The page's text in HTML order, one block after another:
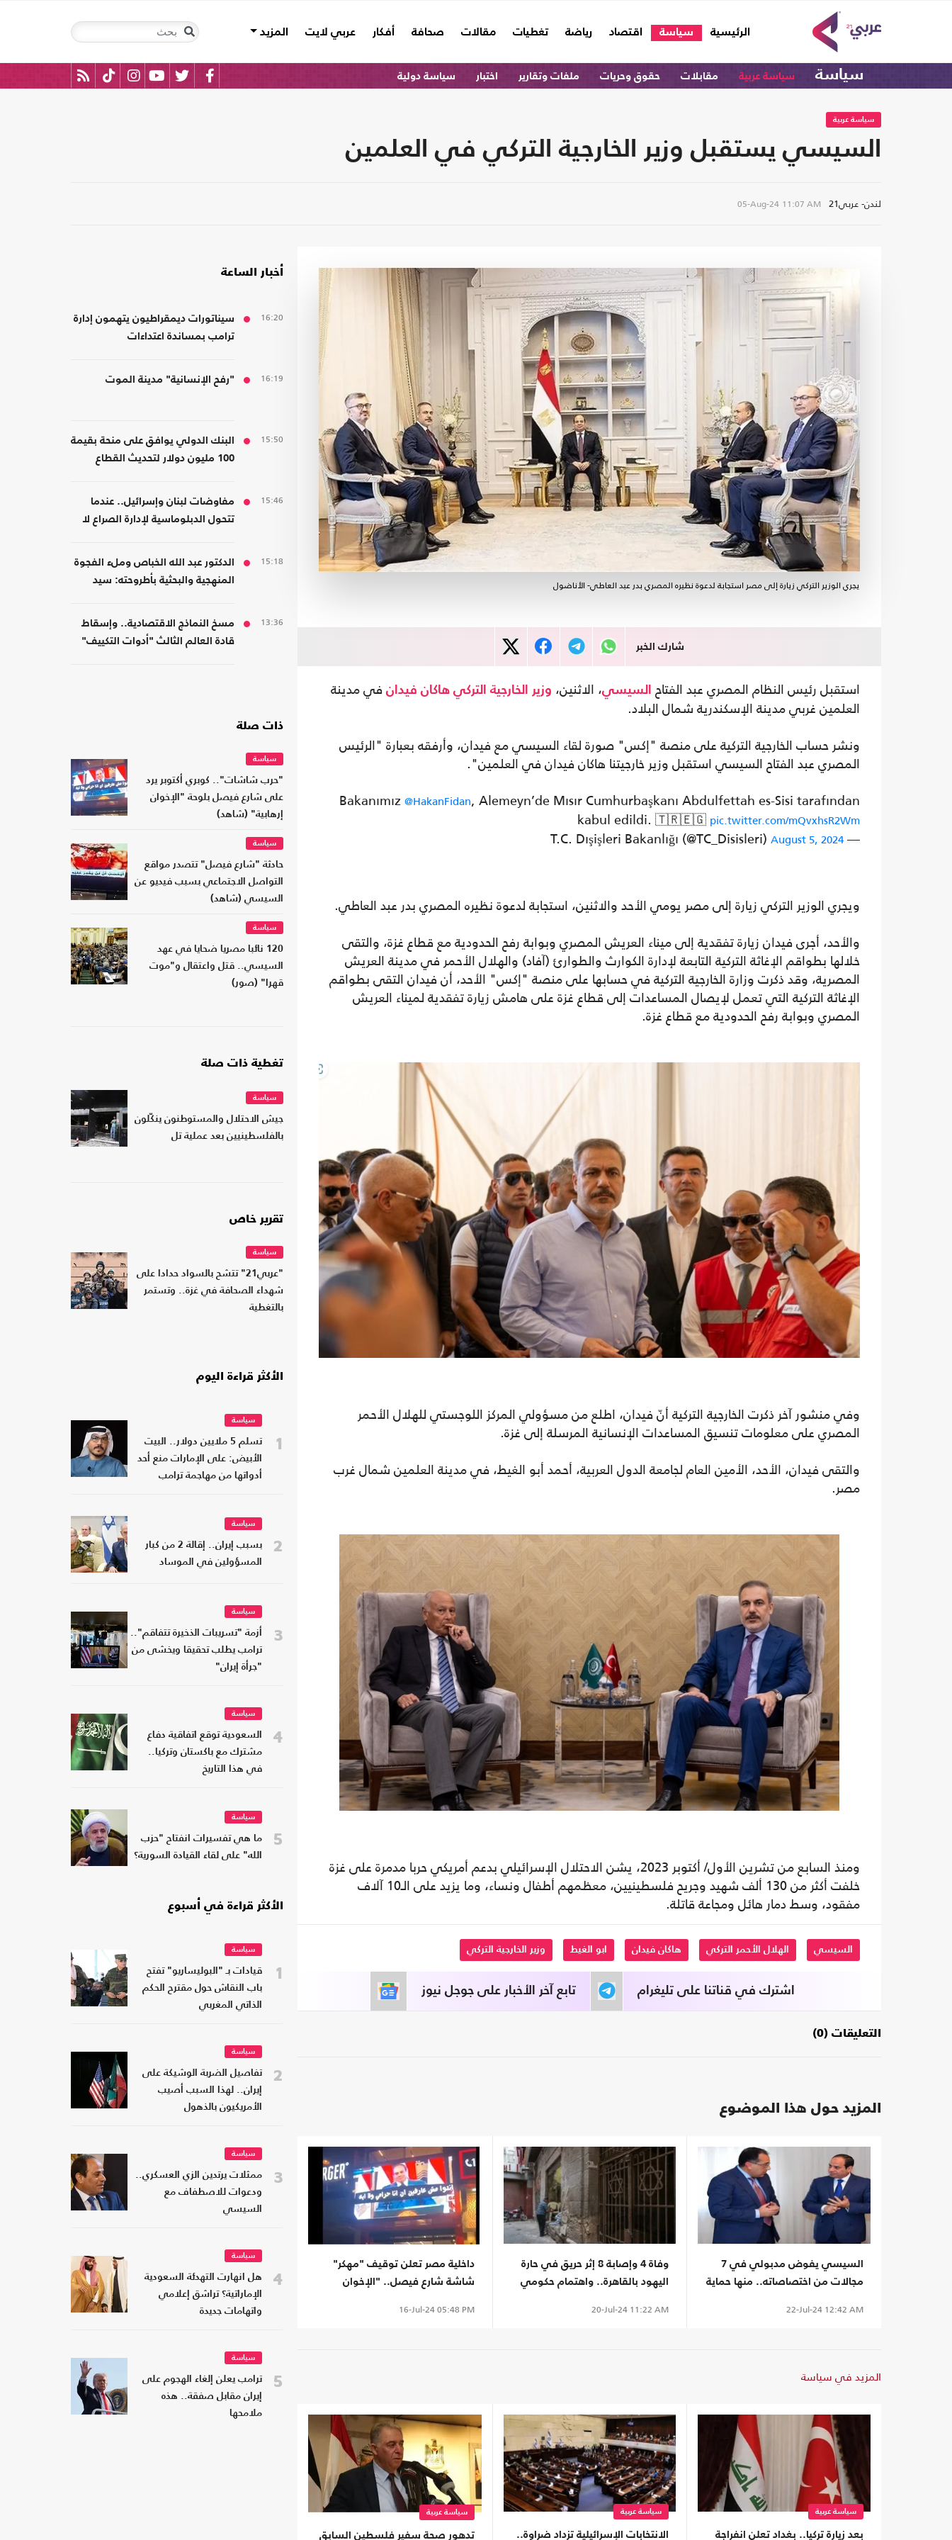
الرئيسية
(current) سياسة اقتصاد رياضة تغطيات مقالات صحافة أفكار عربي لايت المزيد
سياسة سياسة عربية مقابلات حقوق وحريات ملفات وتقارير اختبار سياسة دولية
سياسة عربية
السيسي يستقبل وزير الخارجية التركي في العلمين
لندن- عربي21 05-Aug-24 11:07 AM
يجري الوزير التركي زيارة إلى مصر استجابة لدعوة نظيره المصري بدر عبد العاطي- الأناضول
شارك الخبر
استقبل رئيس النظام المصري عبد الفتاح السيسي، الاثنين، وزير الخارجية التركي هاكان فيدان في مدينة
العلمين غربي مدينة الإسكندرية شمال البلاد.
ونشر حساب الخارجية التركية على منصة "إكس" صورة لقاء السيسي مع فيدان، وأرفقه بعبارة "الرئيس
المصري عبد الفتاح السيسي استقبل وزير خارجيتنا هاكان فيدان في العلمين".
Bakanımız @HakanFidan, Alemeyn’de Mısır Cumhurbaşkanı Abdulfettah es-Sisi tarafından
kabul edildi. 🇹🇷🇪🇬 pic.twitter.com/mQvxhsR2Wm
— T.C. Dışişleri Bakanlığı (@TC_Disisleri)
August 5, 2024
ويجري الوزير التركي زيارة إلى مصر يومي الأحد والاثنين، استجابة لدعوة نظيره المصري بدر عبد العاطي.
والأحد، أجرى فيدان زيارة تفقدية إلى ميناء العريش المصري وبوابة رفح الحدودية مع قطاع غزة، والتقى
خلالها بطواقم الإغاثة التركية التابعة لإدارة الكوارث والطوارئ (آفاد) والهلال الأحمر في مدينة العريش
المصرية، وقد ذكرت وزارة الخارجية التركية في حسابها على منصة "إكس" الأحد، أن فيدان التقى بطواقم
الإغاثة التركية التي تعمل لإيصال المساعدات إلى قطاع غزة على هامش زيارة تفقدية لميناء العريش
المصري وبوابة رفح الحدودية مع قطاع غزة.
وفي منشور آخر ذكرت الخارجية التركية أنّ فيدان، اطلع من مسؤولي المركز اللوجستي للهلال الأحمر
المصري على معلومات تنسيق المساعدات الإنسانية المرسلة إلى غزة.
والتقى فيدان، الأحد، الأمين العام لجامعة الدول العربية، أحمد أبو الغيط، في مدينة العلمين شمال غرب
مصر.
ومنذ السابع من تشرين الأول/ أكتوبر 2023، يشن الاحتلال الإسرائيلي بدعم أمريكي حربا مدمرة على غزة
خلفت أكثر من 130 ألف شهيد وجريح فلسطينيين، معظمهم أطفال ونساء، وما يزيد على الـ10 آلاف
مفقود، وسط دمار هائل ومجاعة قاتلة.
السيسي الهلال الأحمر التركي هاكان فيدان ابو الغيط وزير الخارجية التركي
تابع آخر الأخبار على جوجل نيوز اشترك في قناتنا على تليغرام
التعليقات (0)
المزيد حول هذا الموضوع
السيسي يفوض مدبولي في 7
مجالات من اختصاصاته.. منها حماية
22-Jul-24 12:42 AM
وفاة 4 وإصابة 8 إثر حريق في حارة
اليهود بالقاهرة.. واهتمام حكومي
20-Jul-24 11:22 AM
داخلية مصر تعلن توقيف "مهكر"
شاشة شارع فيصل.. "الإخوان
16-Jul-2405:48 PM
المزيد في سياسة
سياسة عربية
بعد زيارة تركيا.. بغداد تعلن انفراجة
سياسة عربية
الانتخابات الإسرائيلية تزداد ضراوة..
سياسة عربية
تدهور صحة سفير فلسطين السابق
أخبار الساعة
16:20
سيناتورات ديمقراطيون يتهمون إدارة
ترامب بمساندة اعتداءات
16:19 "رفح الإنسانية" مدينة الموت
15:50
البنك الدولي يوافق على منحة بقيمة
100 مليون دولار لتحديث القطاع
15:46
مفاوضات لبنان وإسرائيل.. عندما
تتحول الدبلوماسية لإدارة الصراع لا
15:18
الدكتور عبد الله الخباص وملء الفجوة
المنهجية والبحثية بأطروحته: سيد
13:36
مسخ النماذج الاقتصادية.. وإسقاط
قادة العالم الثالث "أدوات التكييف"
ذات صلة
سياسة
"حرب شاشات".. كوبري أكتوبر يرد
على شارع فيصل بلوحة "الإخوان
إرهابية" (شاهد)
سياسة
حادثة "شارع فيصل" تتصدر مواقع
التواصل الاجتماعي بسبب فيديو عن
السيسي (شاهد)
سياسة
120 نائبا مصريا ضحايا في عهد
السيسي.. قتل واعتقال و"موت
قهرا" (صور)
تغطية ذات صلة
سياسة
جيش الاحتلال والمستوطنون ينكّلون
بالفلسطينيين بعد عملية تل
تقرير خاص
سياسة
"عربي21" تتشح بالسواد حدادا على
شهداء الصحافة في غزة.. وتستمر
بالتغطية
الأكثر قراءة اليوم
1
سياسة
تسلم 5 ملايين دولار.. البيت
الأبيض: على الإمارات منع أحد
أدواتها من مهاجمة ترامب
2
سياسة
بسبب إيران.. إقالة 2 من كبار
المسؤولين في الموساد
3
سياسة
أزمة "تسريبات الذخيرة تتفاقم"..
ترامب يطلب تحقيقا ويخشى من
"جرأة إيران"
4
سياسة
السعودية توقع اتفاقية دفاع
مشترك مع باكستان وتركيا..
في هذا التاريخ
5
سياسة
ما هي تفسيرات انفتاح "حزب
الله" على لقاء القيادة السورية؟
الأكثر قراءة في أسبوع
1
سياسة
قيادات بـ "البوليساريو" تفتح
باب النقاش حول مقترح الحكم
الذاتي المغربي
2
سياسة
تفاصيل الضربة الوشيكة على
إيران.. لهذا السبب أصيب
الأمريكيون بالذهول
3
سياسة
ممثلات يرتدين الزي العسكري..
ودعوات للاصطفاف مع
السيسي
4
سياسة
هل انهارت التهدئة السعودية
الإماراتية؟ تراشق إعلامي
واتهامات جديدة
5
سياسة
ترامب يعلن إلغاء الهجوم على
إيران مقابل صفقة.. هذه
ملامحها